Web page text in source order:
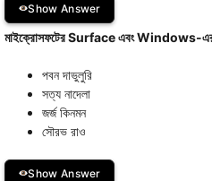
Show Answer
মাইক্রোসফটের Surface এবং Windows-এর
পবন দাভুলুরি
সত্য নাদেলা
জর্জ কিনমন
সৌরভ রাও
Show Answer